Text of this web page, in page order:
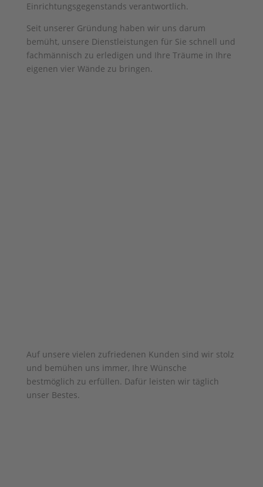
Einrichtungsgegenstands verantwortlich.
Seit unserer Gründung haben wir uns darum
bemüht, unsere Dienstleistungen für Sie schnell und
fachmännisch zu erledigen und Ihre Träume in Ihre
eigenen vier Wände zu bringen.
Auf unsere vielen zufriedenen Kunden sind wir stolz
und bemühen uns immer, Ihre Wünsche
bestmöglich zu erfüllen. Dafür leisten wir täglich
unser Bestes.